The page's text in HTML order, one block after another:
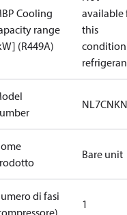
Cooling
range
(R449A)
available
this
Bare unit
di fasi
1